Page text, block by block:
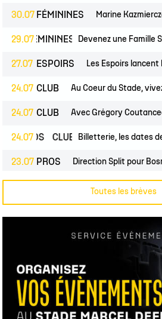
30.07 FÉMININES Marine
29.07
FÉMININES CLUBDevenez une Famille
27.07 ESPOIRS Les Espoirs
24.07 CLUB Au Coeur du Stade,
24.07 CLUB Avec Grégory
24.07
PROS CLUB Billetterie, les dates
23.07 PROS Direction Split pour
Pré-saison du groupe
Toutes les brèves